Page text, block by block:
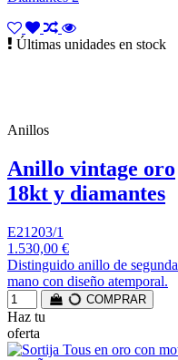
Últimas unidades en stock
Anillos
Anillo vintage oro
18kt y diamantes
E21203/1
1.530,00 €
Distinguido anillo de segunda
mano con diseño atemporal.
COMPRAR
Haz tu
oferta